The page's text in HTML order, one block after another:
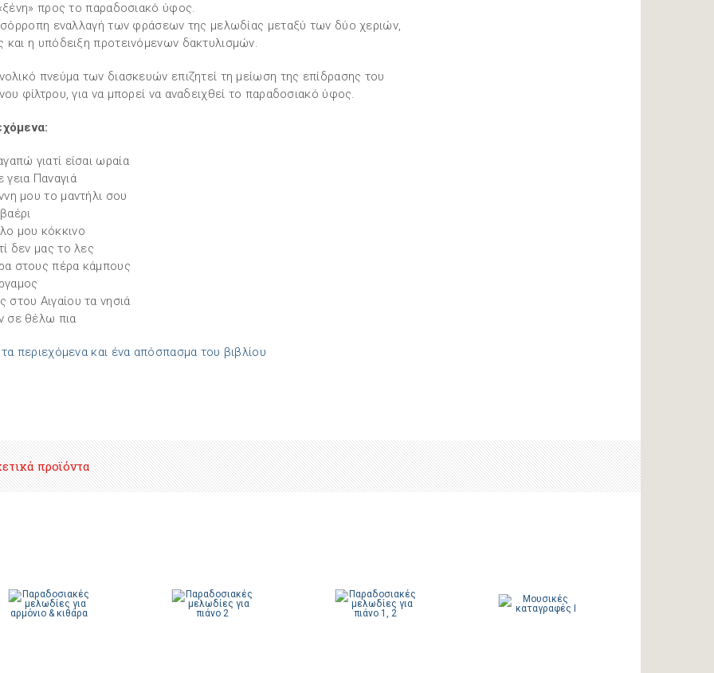
«ξένη» προς το παραδοσιακό ύφος.
εναλλαγή των φράσεων της μελωδίας μεταξύ των δύο χεριών,
και η υπόδειξη προτεινόμενων δακτυλισμών.
πνεύμα των διασκευών επιζητεί τη μείωση της επίδρασης του
φίλτρου, για να μπορεί να αναδειχθεί το παραδοσιακό ύφος.
γιατί είσαι ωραία
γεια Παναγιά
μου το μαντήλι σου
μου κόκκινο
δεν μας το λες
στους πέρα κάμπους
στου Αιγαίου τα νησιά
σε θέλω πια
περιεχόμενα και ένα απόσπασμα του βιβλίου
προϊόντα